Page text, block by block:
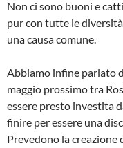
Non ci sono buoni e
pur con tutte le
una causa comune.
Abbiamo infine parlato
maggio prossimo tra
essere presto investita
finire per essere una
Prevedono la